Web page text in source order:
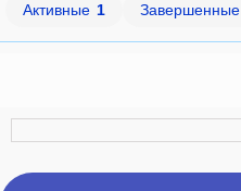
Активные 1 Завершенные